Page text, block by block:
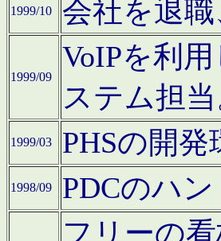
1999/10 会社を退
1999/09
VoIPを利
ステム担当
1999/03 PHSの開
1998/09 PDCのハ
フリーの